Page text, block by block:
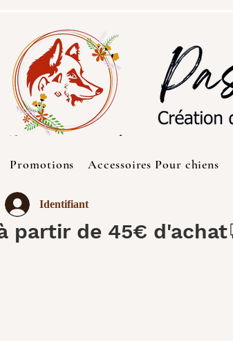
Promotions Accessoires Pour chiens
Identifiant
partir de 45€ d'achat